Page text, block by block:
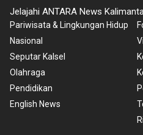
Jelajahi ANTARA News
Pariwisata & Lingkungan Hidup
Nasional
Seputar Kalsel
Olahraga
Pendidikan
English News